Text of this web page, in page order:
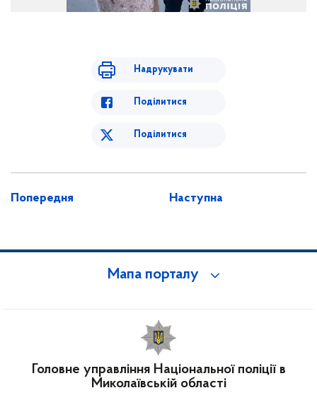
Надрукувати
Поділитися
Поділитися
Попередня Наступна
Мапа порталу
Головне управління Національної поліції в
Миколаївській області